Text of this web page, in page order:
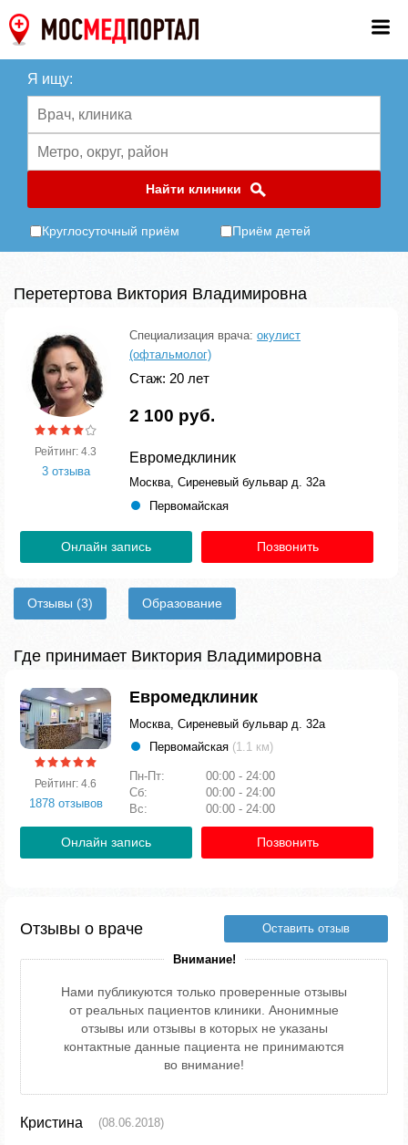
Я ищу:
Найти клиники
Круглосуточный приём Приём детей
Перетертова Виктория Владимировна
Рейтинг: 4.3
3 отзыва
Специализация врача: окулист
(офтальмолог)
Стаж: 20 лет
2 100 руб.
Евромедклиник
Москва, Сиреневый бульвар д. 32а
Первомайская
Онлайн запись Позвонить
Отзывы (3) Образование
Где принимает Виктория Владимировна
Рейтинг: 4.6
1878 отзывов
Евромедклиник
Москва, Сиреневый бульвар д. 32а
Первомайская (1.1 км)
Пн-Пт:
00:00 - 24:00
Сб:
00:00 - 24:00
Вс:
00:00 - 24:00
Онлайн запись Позвонить
Отзывы о враче Оставить отзыв
Внимание!
Нами публикуются только проверенные отзывы
от реальных пациентов клиники. Анонимные
отзывы или отзывы в которых не указаны
контактные данные пациента не принимаются
во внимание!
Кристина (08.06.2018)